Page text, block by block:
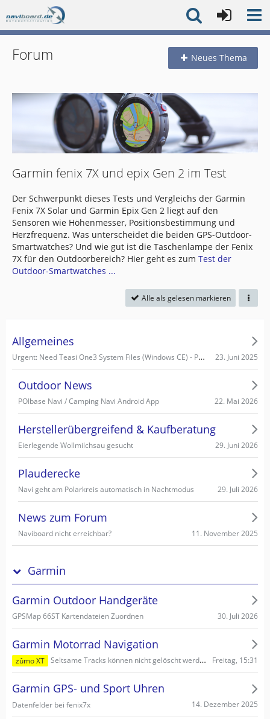
Forum Neues Thema
Garmin fenix 7X und epix Gen 2 im Test
Der Schwerpunkt dieses Tests und Vergleichs der Garmin
Fenix 7X Solar und Garmin Epix Gen 2 liegt auf den
Sensoren wie Höhenmesser, Positionsbestimmung und
Herzfrequenz. Was unterscheidet die beiden GPS-Outdoor-
Smartwatches? Und wie gut ist die Taschenlampe der Fenix
7X für den Outdoorbereich? Hier geht es zum Test der
Outdoor-Smartwatches ...
Alle als gelesen markieren
Allgemeines
Urgent: Need Teasi One3 System Files (Windows CE) - PC recognizes it as Mass Storage! 23. Juni 2025
Outdoor News
POIbase Navi / Camping Navi Android App 22. Mai 2026
Herstellerübergreifend & Kaufberatung
Eierlegende Wollmilchsau gesucht 29. Juni 2026
Plauderecke
Navi geht am Polarkreis automatisch in Nachtmodus 29. Juli 2026
News zum Forum
Naviboard nicht erreichbar? 11. November 2025
Garmin
Garmin Outdoor Handgeräte
GPSMap 66ST Kartendateien Zuordnen 30. Juli 2026
Garmin Motorrad Navigation
zûmo XT Seltsame Tracks können nicht gelöscht werden Freitag, 15:31
Garmin GPS- und Sport Uhren
Datenfelder bei fenix7x 14. Dezember 2025